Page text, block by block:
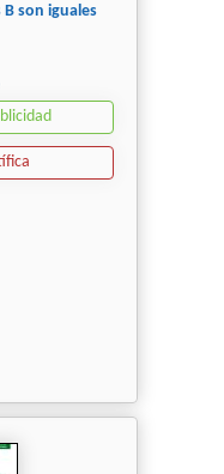
son iguales